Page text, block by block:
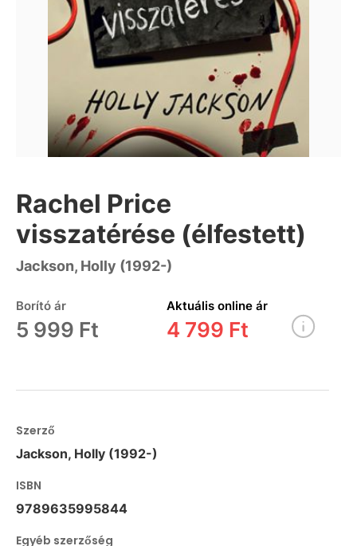
Rachel Price
visszatérése (élfestett)
Jackson, Holly (1992-)
Borító ár
5 999 Ft
Aktuális online ár
4 799 Ft
Szerző
Jackson, Holly (1992-)
ISBN
9789635995844
Egyéb szerzőség